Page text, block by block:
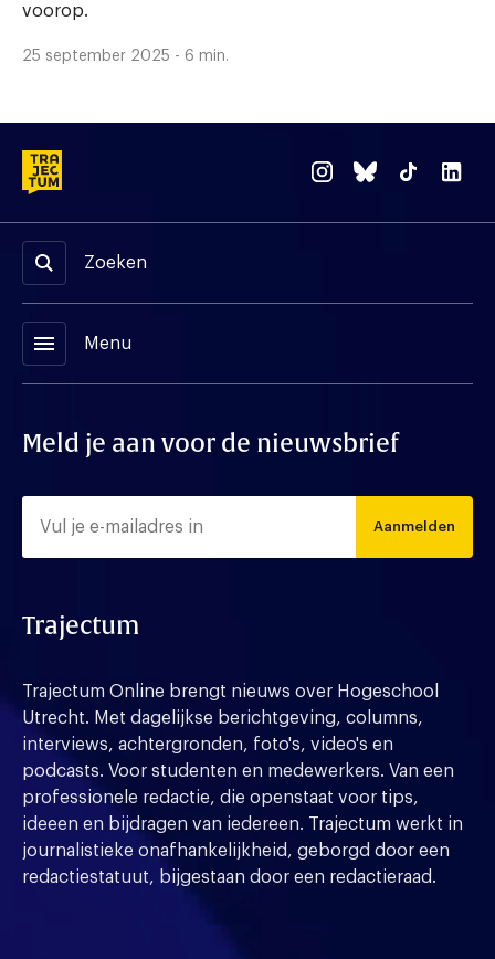
voorop.
25 september 2025 - 6 min.
Zoeken
menu Menu
Meld je aan voor de nieuwsbrief
Aanmelden
Trajectum
Trajectum Online brengt nieuws over Hogeschool
Utrecht. Met dagelijkse berichtgeving, columns,
interviews, achtergronden, foto's, video's en
podcasts. Voor studenten en medewerkers. Van een
professionele redactie, die openstaat voor tips,
ideeen en bijdragen van iedereen. Trajectum werkt in
journalistieke onafhankelijkheid, geborgd door een
redactiestatuut, bijgestaan door een redactieraad.